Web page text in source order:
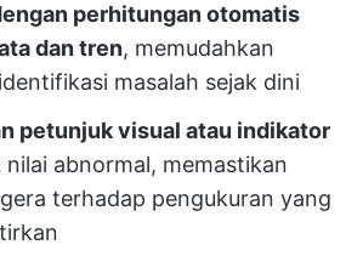
perhitungan otomatis
dan tren, memudahkan
masalah sejak dini
petunjuk visual atau indikator
nilai abnormal, memastikan
terhadap pengukuran yang